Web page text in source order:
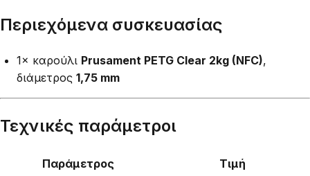
Περιεχόμενα συσκευασίας
1× καρούλι Prusament PETG Clear 2kg (NFC),
διάμετρος 1,75 mm
Τεχνικές παράμετροι
Παράμετρος Τιμή